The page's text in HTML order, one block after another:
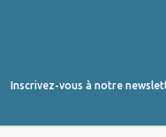
Inscrivez-vous à notre